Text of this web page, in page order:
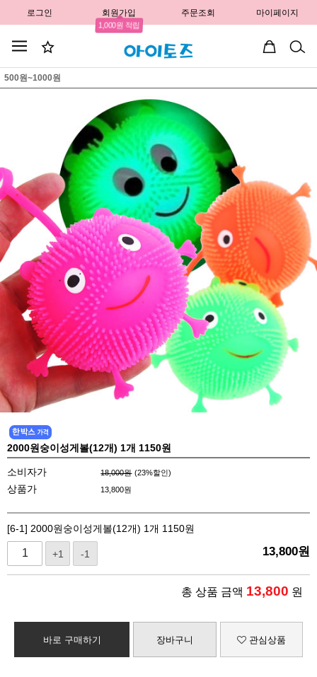
로그인 회원가입
1,000원 적립
주문조회 마이페이지
500원~1000원
2000원숭이성게볼(12개) 1개 1150원
소비자가 18,000원 (23%할인)
상품가 13,800원
[6-1] 2000원숭이성게볼(12개) 1개 1150원
+1 -1 13,800원
총 상품 금액 13,800 원
바로 구매하기 장바구니 관심상품